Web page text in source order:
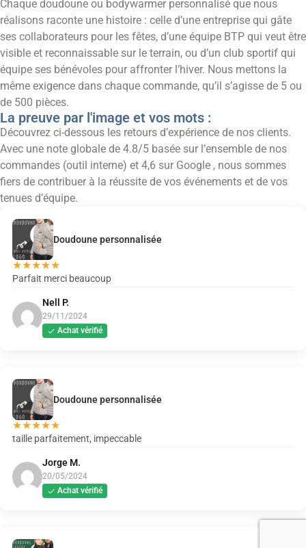
Chaque doudoune ou bodywarmer personnalisé que nous
réalisons raconte une histoire : celle d’une entreprise qui gâte
ses collaborateurs pour les fêtes, d’une équipe BTP qui veut être
visible et reconnaissable sur le terrain, ou d’un club sportif qui
équipe ses bénévoles pour affronter l’hiver. Nous mettons la
même exigence dans chaque commande, qu’il s’agisse de 5 ou
de 500 pièces.
La preuve par l'image et vos mots :
Découvrez ci-dessous les retours d’expérience de nos clients.
Avec une note globale de 4.8/5 basée sur l’ensemble de nos
commandes (outil interne) et 4,6 sur Google , nous sommes
fiers de contribuer à la réussite de vos événements et de vos
tenues d’équipe.
Doudoune personnalisée
★★★★★
Parfait merci beaucoup
Nell P.
29/11/2024
Achat vérifié
Doudoune personnalisée
★★★★★
taille parfaitement, impeccable
Jorge M.
20/05/2024
Achat vérifié